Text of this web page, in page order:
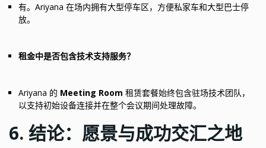
有。Ariyana 在场内拥有大型停车区，方便私家车和大型巴士停
放。
租金中是否包含技术支持服务？
Ariyana 的 Meeting Room 租赁套餐始终包含驻场技术团队，
以支持初始设备连接并在整个会议期间处理故障。
6. 结论：愿景与成功交汇之地